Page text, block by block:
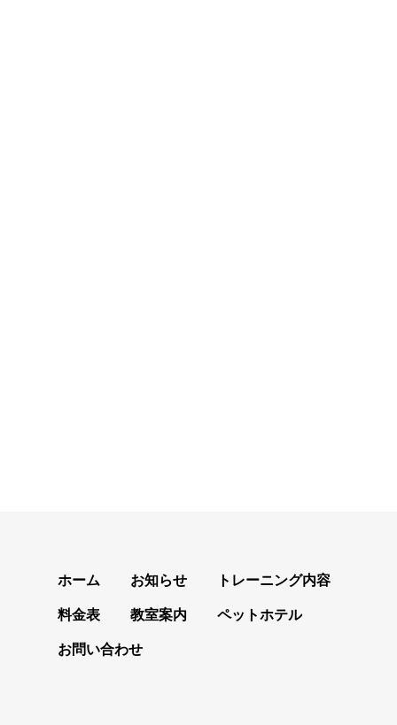
ホーム お知らせ トレーニング内容
料金表 教室案内 ペットホテル
お問い合わせ